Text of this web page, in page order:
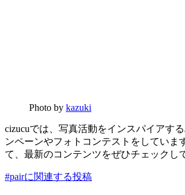
Photo by kazuki
cizucuでは、写真活動をインスパイアす
ンペーンやフォトコンテストをしていま
て、最新のコンテンツをぜひチェックし
#pairに関連する投稿